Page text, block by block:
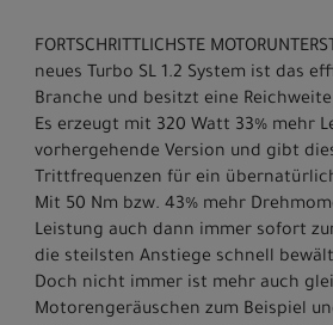
FORTSCHRITTLICHSTE
neues Turbo SL 1.2 System ist das
Branche und besitzt eine
Es erzeugt mit 320 Watt 33% mehr
vorhergehende Version und gibt
Trittfrequenzen für ein
Mit 50 Nm bzw. 43% mehr
Leistung auch dann immer sofort
die steilsten Anstiege schnell
Doch nicht immer ist mehr auch
Motorengeräuschen zum Beispiel